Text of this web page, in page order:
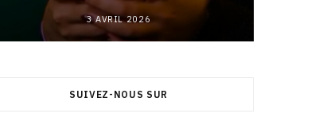
3 AVRIL 2026
SUIVEZ-NOUS SUR